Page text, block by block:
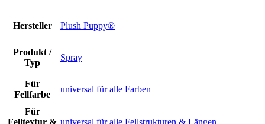
Hersteller Plush Puppy®
Produkt /
Typ
Spray
Für
Fellfarbe
universal für alle Farben
Für
Felltextur & universal für alle Fellstrukturen & Längen